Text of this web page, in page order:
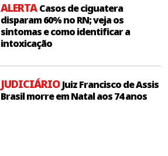
ALERTACasos de ciguatera
disparam 60% no RN; veja os
sintomas e como identificar a
intoxicação
JUDICIÁRIOJuiz Francisco de Assis
Brasil morre em Natal aos 74 anos